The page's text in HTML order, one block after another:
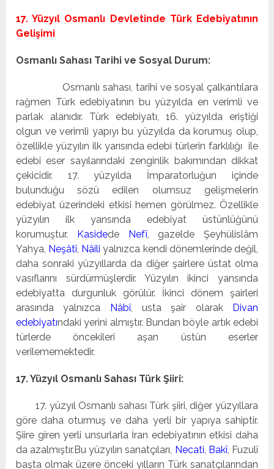
17. Yüzyıl Osmanlı Devletinde Türk Edebiyatının
Gelişimi
Osmanlı Sahası Tarihi ve Sosyal Durum:
Osmanlı sahası, tarihi ve sosyal çalkantılara
rağmen Türk edebiyatının bu yüzyılda en verimli ve
parlak alanıdır. Türk edebiyatı, 16. yüzyılda eriştiği
olgun ve verimli yapıyı bu yüzyılda da korumuş olup,
özellikle yüzyılın ilk yarısında edebi türlerin farklılığı ile
edebi eser sayılarındaki zenginlik bakımından dikkat
çekicidir. 17. yüzyılda İmparatorluğun içinde
bulunduğu sözü edilen olumsuz gelişmelerin
edebiyat üzerindeki etkisi hemen görülmez. Özellikle
yüzyılın ilk yansında edebiyat üstünlüğünü
korumuştur.
Kasidede Nefî, gazelde Şeyhülislâm
Yahya, Neşâtî, Nâili yalnızca kendi dönemlerinde değil,
daha sonraki yüzyıllarda da diğer şairlere üstat olma
vasıflarını sürdürmüşlerdir. Yüzyılın ikinci yansında
edebiyatta durgunluk görülür. İkinci dönem şairleri
arasında yalnızca
Nâbî, usta şair olarak
Divan
edebiyatındaki yerini almıştır. Bundan böyle artık edebi
türlerde öncekileri aşan üstün eserler
verilememektedir.
17. Yüzyıl Osmanlı Sahası Türk Şiiri:
17. yüzyıl Osmanlı sahası Türk şiiri, diğer yüzyıllara
göre daha oturmuş ve daha yerli bir yapıya sahiptir.
Şiire giren yerli unsurlarla İran edebiyatının etkisi daha
da azalmıştır.Bu yüzyılın sanatçıları, Necati, Bakî, Fuzulî
başta olmak üzere önceki yılların Türk sanatçılarından